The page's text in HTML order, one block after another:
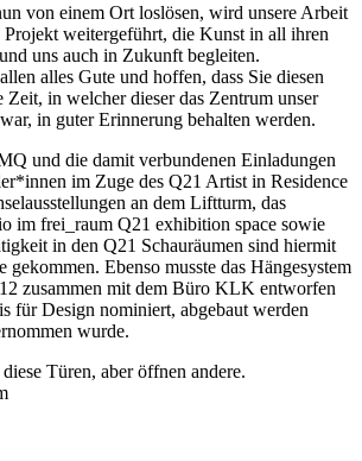
von einem Ort loslösen, wird unsere Arbeit
Projekt weitergeführt, die Kunst in all ihren
uns auch in Zukunft begleiten.
alles Gute und hoffen, dass Sie diesen
Zeit, in welcher dieser das Zentrum unser
in guter Erinnerung behalten werden.
und die damit verbundenen Einladungen
im Zuge des Q21 Artist in Residence
an dem Liftturm, das
im frei_raum Q21 exhibition space sowie
in den Q21 Schauräumen sind hiermit
gekommen. Ebenso musste das Hängesystem
zusammen mit dem Büro KLK entworfen
für Design nominiert, abgebaut werden
wurde.
Türen, aber öffnen andere.